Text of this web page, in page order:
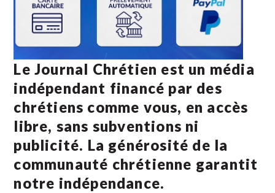
Le Journal Chrétien est un média
indépendant financé par des
chrétiens comme vous, en accès
libre, sans subventions ni
publicité. La générosité de la
communauté chrétienne garantit
notre indépendance.